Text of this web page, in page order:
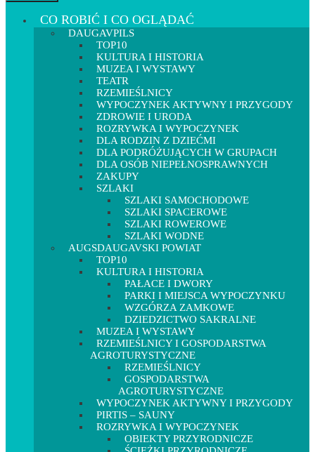
CO ROBIĆ I CO OGLĄDAĆ
DAUGAVPILS
TOP10
KULTURA I HISTORIA
MUZEA I WYSTAWY
TEATR
RZEMIEŚLNICY
WYPOCZYNEK AKTYWNY I PRZYGODY
ZDROWIE I URODA
ROZRYWKA I WYPOCZYNEK
DLA RODZIN Z DZIEĆMI
DLA PODRÓŻUJĄCYCH W GRUPACH
DLA OSÓB NIEPEŁNOSPRAWNYCH
ZAKUPY
SZLAKI
SZLAKI SAMOCHODOWE
SZLAKI SPACEROWE
SZLAKI ROWEROWE
SZLAKI WODNE
AUGSDAUGAVSKI POWIAT
TOP10
KULTURA I HISTORIA
PAŁACE I DWORY
PARKI I MIEJSCA WYPOCZYNKU
WZGÓRZA ZAMKOWE
DZIEDZICTWO SAKRALNE
MUZEA I WYSTAWY
RZEMIEŚLNICY I GOSPODARSTWA
AGROTURYSTYCZNE
RZEMIEŚLNICY
GOSPODARSTWA
AGROTURYSTYCZNE
WYPOCZYNEK AKTYWNY I PRZYGODY
PIRTIS – SAUNY
ROZRYWKA I WYPOCZYNEK
OBIEKTY PRZYRODNICZE